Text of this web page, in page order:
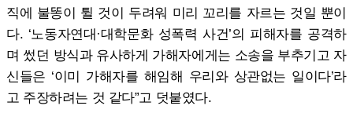
직에 불똥이 튈 것이 두려워 미리 꼬리를 자르는 것일 뿐이
다. ‘노동자연대·대학문화 성폭력 사건’의 피해자를 공격하
며 썼던 방식과 유사하게 가해자에게는 소송을 부추기고 자
신들은 ‘이미 가해자를 해임해 우리와 상관없는 일이다’라
고 주장하려는 것 같다”고 덧붙였다.